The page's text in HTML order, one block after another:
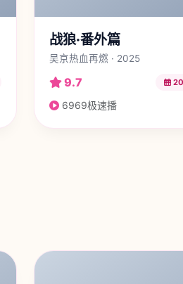
战狼·番外篇
吴京热血再燃 · 2025
9.7
6969极速播